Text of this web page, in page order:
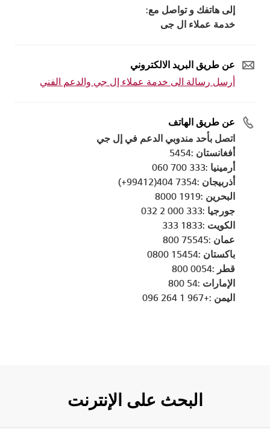
إلى هاتفك و تواصل مع:
خدمة عملاء ال جى
عن طريق البريد الالكتروني
أرسل رسالة الى خدمة عملاء إل جي والدعم الفني
عن طريق الهاتف
اتصل بأحد مندوبي الدعم في إل جي
أفغانستان :5454
أرمينيا :333 700 060
أذربيجان :7354 404(99412+)
البحرين :1919 8000
جورجيا :333 000 2 032
الكويت :1833 333
عمان :75545 800
باكستان :15454 0800
قطر :0054 800
الإمارات :54 800
اليمن :+967 1 264 096
البحث على الإنترنت